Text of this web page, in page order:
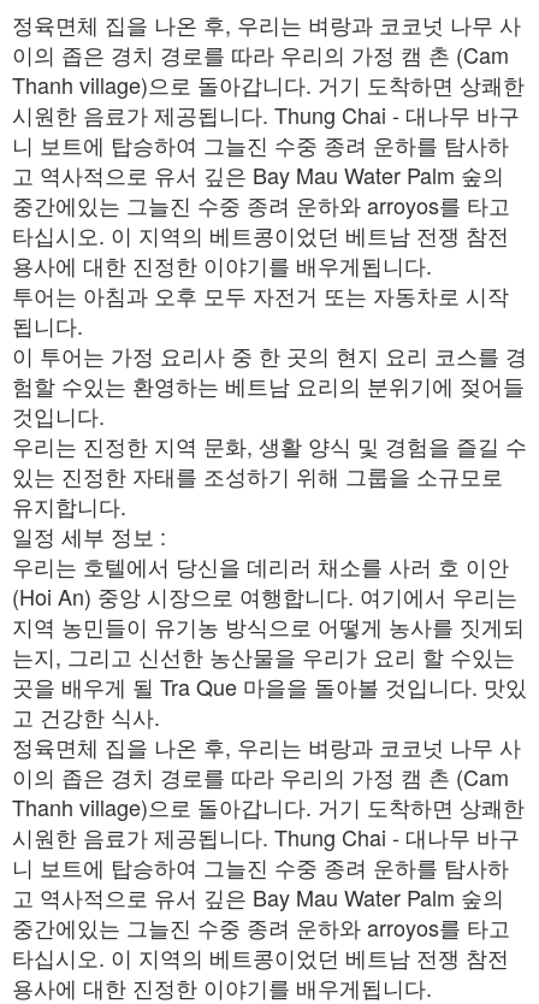
정육면체 집을 나온 후, 우리는 벼랑과 코코넛 나무 사
이의 좁은 경치 경로를 따라 우리의 가정 캠 촌 (Cam
Thanh village)으로 돌아갑니다. 거기 도착하면 상쾌한
시원한 음료가 제공됩니다. Thung Chai - 대나무 바구
니 보트에 탑승하여 그늘진 수중 종려 운하를 탐사하
고 역사적으로 유서 깊은 Bay Mau Water Palm 숲의
중간에있는 그늘진 수중 종려 운하와 arroyos를 타고
타십시오. 이 지역의 베트콩이었던 베트남 전쟁 참전
용사에 대한 진정한 이야기를 배우게됩니다.
투어는 아침과 오후 모두 자전거 또는 자동차로 시작
됩니다.
이 투어는 가정 요리사 중 한 곳의 현지 요리 코스를 경
험할 수있는 환영하는 베트남 요리의 분위기에 젖어들
것입니다.
우리는 진정한 지역 문화, 생활 양식 및 경험을 즐길 수
있는 진정한 자태를 조성하기 위해 그룹을 소규모로
유지합니다.
일정 세부 정보 :
우리는 호텔에서 당신을 데리러 채소를 사러 호 이안
(Hoi An) 중앙 시장으로 여행합니다. 여기에서 우리는
지역 농민들이 유기농 방식으로 어떻게 농사를 짓게되
는지, 그리고 신선한 농산물을 우리가 요리 할 수있는
곳을 배우게 될 Tra Que 마을을 돌아볼 것입니다. 맛있
고 건강한 식사.
정육면체 집을 나온 후, 우리는 벼랑과 코코넛 나무 사
이의 좁은 경치 경로를 따라 우리의 가정 캠 촌 (Cam
Thanh village)으로 돌아갑니다. 거기 도착하면 상쾌한
시원한 음료가 제공됩니다. Thung Chai - 대나무 바구
니 보트에 탑승하여 그늘진 수중 종려 운하를 탐사하
고 역사적으로 유서 깊은 Bay Mau Water Palm 숲의
중간에있는 그늘진 수중 종려 운하와 arroyos를 타고
타십시오. 이 지역의 베트콩이었던 베트남 전쟁 참전
용사에 대한 진정한 이야기를 배우게됩니다.